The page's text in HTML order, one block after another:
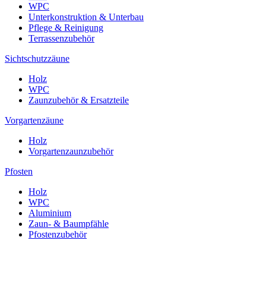
WPC
Unterkonstruktion & Unterbau
Pflege & Reinigung
Terrassenzubehör
Sichtschutzzäune
Holz
WPC
Zaunzubehör & Ersatzteile
Vorgartenzäune
Holz
Vorgartenzaunzubehör
Pfosten
Holz
WPC
Aluminium
Zaun- & Baumpfähle
Pfostenzubehör